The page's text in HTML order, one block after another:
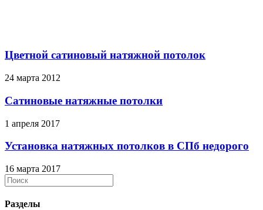
Цветной сатиновый натяжной потолок
24 марта 2012
Сатиновые натяжные потолки
1 апреля 2017
Установка натяжных потолков в СПб недорого
16 марта 2017
Разделы